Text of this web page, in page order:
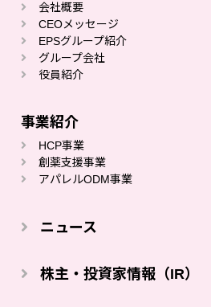
会社概要
CEOメッセージ
EPSグループ紹介
グループ会社
役員紹介
事業紹介
HCP事業
創薬⽀援事業
アパレルODM事業
ニュース
株主・投資家情報（IR）